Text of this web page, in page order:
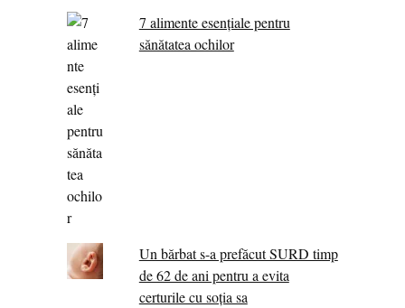
7 alimente esenţiale pentru
sănătatea ochilor
Un bărbat s-a prefăcut SURD timp
de 62 de ani pentru a evita
certurile cu soția sa